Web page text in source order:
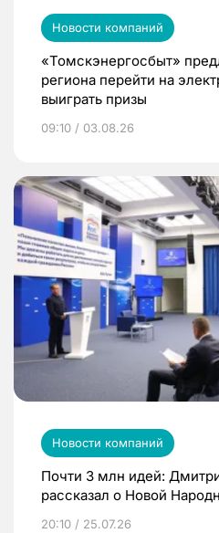
Новости компаний
«Томскэнергосбыт»
региона перейти на
выиграть призы
09:10 / 03.08.26
Новости компаний
Почти 3 млн идей:
рассказал о Новой
20:10 / 25.07.26